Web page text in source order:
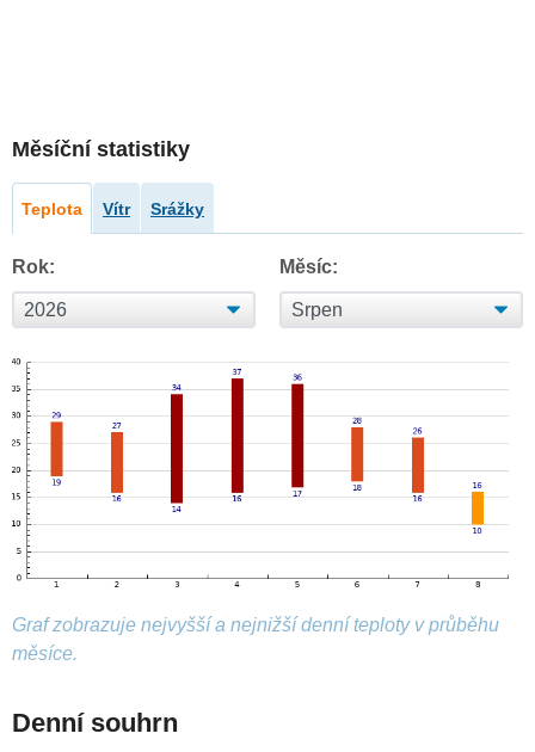
Měsíční statistiky
Teplota Vítr Srážky
Rok: Měsíc:
Graf zobrazuje nejvyšší a nejnižší denní teploty v průběhu
měsíce.
Denní souhrn